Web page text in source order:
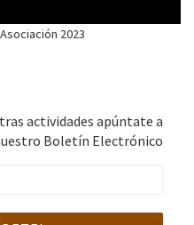
2023
actividades apúntate a
Boletín Electrónico